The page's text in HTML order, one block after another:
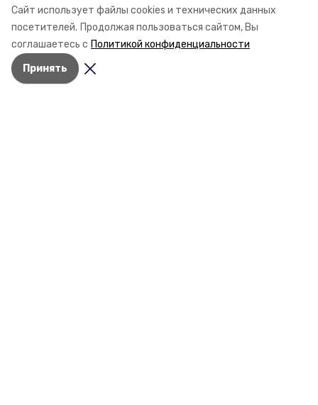
Сайт использует файлы cookies и технических данных
посетителей. Продолжая пользоваться сайтом, Вы
соглашаетесь с Политикой конфиденциальности
Принять
существования театр выпустил восемь спектаклей,
впереди — новые премьеры. О том, как стал
артистом, попал в Пятигорск и собрал труппу,
режиссёр рассказал корреспонденту «Портала
Пятигорска».